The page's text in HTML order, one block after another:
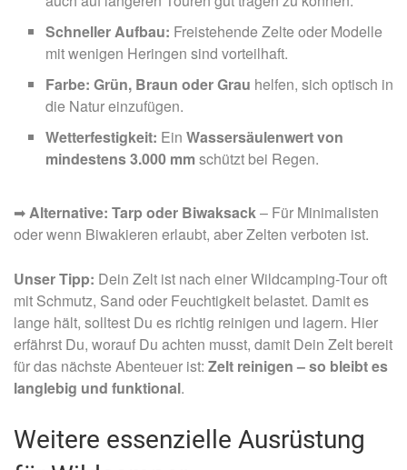
Schneller Aufbau: Freistehende Zelte oder Modelle
mit wenigen Heringen sind vorteilhaft.
Farbe: Grün, Braun oder Grau helfen, sich optisch in
die Natur einzufügen.
Wetterfestigkeit: Ein Wassersäulenwert von
mindestens 3.000 mmschützt bei Regen.
➡Alternative: Tarp oder Biwaksack– Für Minimalisten
oder wenn Biwakieren erlaubt, aber Zelten verboten ist.
Unser Tipp: Dein Zelt ist nach einer Wildcamping-Tour oft
mit Schmutz, Sand oder Feuchtigkeit belastet. Damit es
lange hält, solltest Du es richtig reinigen und lagern. Hier
erfährst Du, worauf Du achten musst, damit Dein Zelt bereit
für das nächste Abenteuer ist: Zelt reinigen – so bleibt es
langlebig und funktional.
Weitere essenzielle Ausrüstung